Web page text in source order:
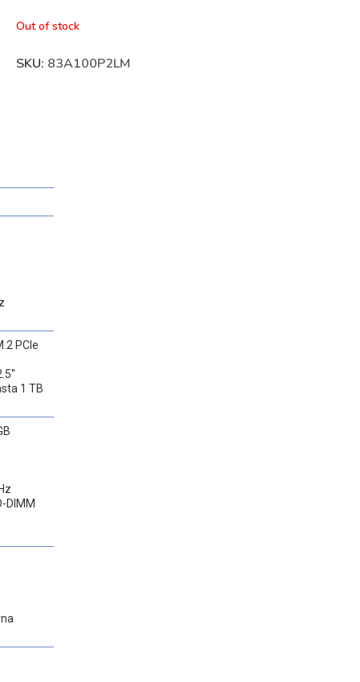
Out of stock
SKU: 83A100P2LM
PCIe
1 TB
DIMM